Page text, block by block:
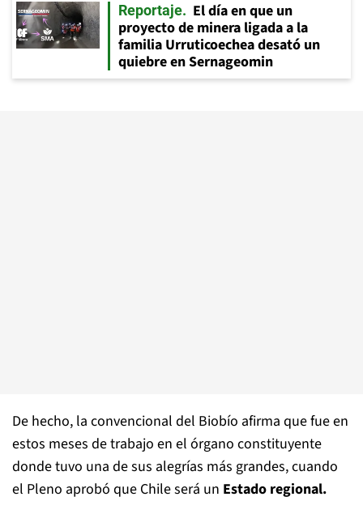
Reportaje
El día en que un
proyecto de minera ligada a la
familia Urruticoechea desató un
quiebre en Sernageomin
De hecho, la convencional del Biobío afirma que fue en
estos meses de trabajo en el órgano constituyente
donde tuvo una de sus alegrías más grandes, cuando
el Pleno aprobó que Chile será un Estado regional.